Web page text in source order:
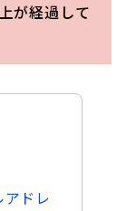
が経過して
ドレ